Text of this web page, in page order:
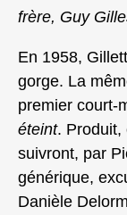
frère, Guy
En 1958,
gorge. La
premier court-
éteint. Produit,
suivront, par
générique,
Danièle